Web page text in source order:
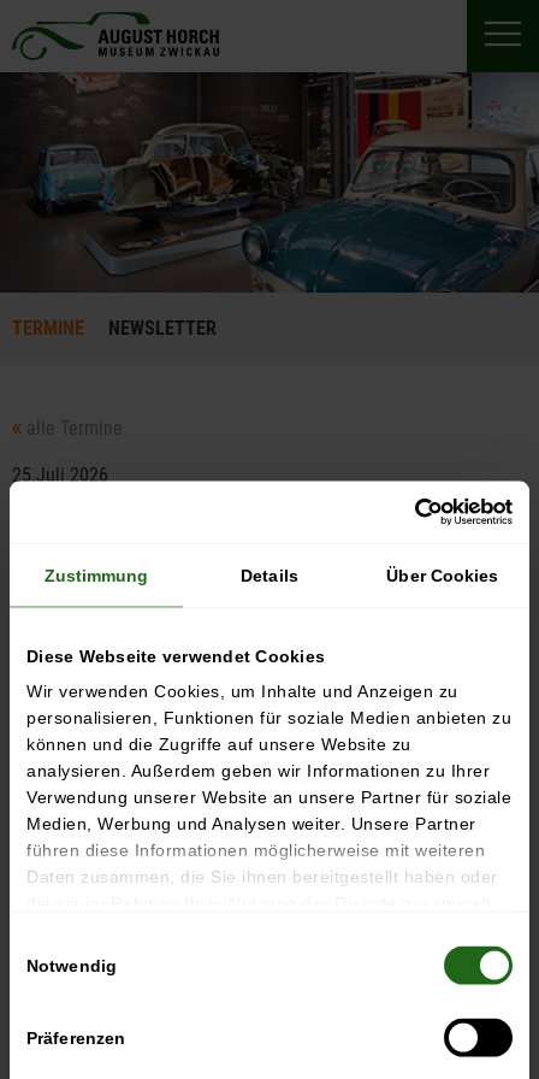
Zustimmung Details Über Cookies
Diese Webseite verwendet Cookies
Wir verwenden Cookies, um Inhalte und Anzeigen zu
personalisieren, Funktionen für soziale Medien anbieten zu
können und die Zugriffe auf unsere Website zu
analysieren. Außerdem geben wir Informationen zu Ihrer
Verwendung unserer Website an unsere Partner für soziale
Medien, Werbung und Analysen weiter. Unsere Partner
führen diese Informationen möglicherweise mit weiteren
Daten zusammen, die Sie ihnen bereitgestellt haben oder
Notwendig
Präferenzen
TERMINE NEWSLETTER
alle Termine
25.Juli 2026
SONDERFÜHRUNG: 100 JAHRE HORCH 8
Eine spezielle Führung rund um die aktuelle Sonderausstellung
mit Bezug zur Dauerausstellung und dem Motorenprüfstand!
Diese Sonderführung findet immer samstags zu unterschiedlichen